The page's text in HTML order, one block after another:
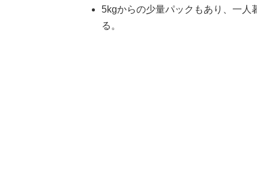
5kgからの少量パックもあり、一人
る。